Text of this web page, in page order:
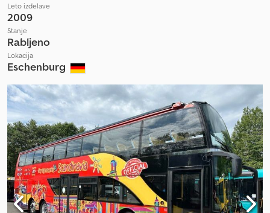
Leto izdelave
2009
Stanje
Rabljeno
Lokacija
Eschenburg